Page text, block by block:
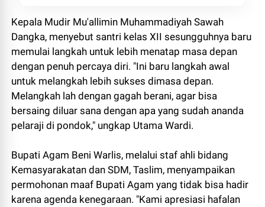
Kepala Mudir Mu'allimin Muhammadiyah Sawah
Dangka, menyebut santri kelas XII sesungguhnya baru
memulai langkah untuk lebih menatap masa depan
dengan penuh percaya diri. "Ini baru langkah awal
untuk melangkah lebih sukses dimasa depan.
Melangkah lah dengan gagah berani, agar bisa
bersaing diluar sana dengan apa yang sudah ananda
pelaraji di pondok," ungkap Utama Wardi.
Bupati Agam Beni Warlis, melalui staf ahli bidang
Kemasyarakatan dan SDM, Taslim, menyampaikan
permohonan maaf Bupati Agam yang tidak bisa hadir
karena agenda kenegaraan. "Kami apresiasi hafalan